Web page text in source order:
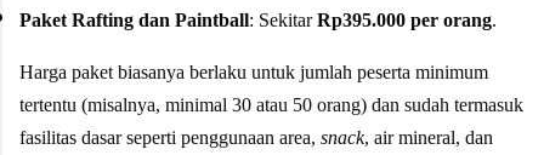
Paket Rafting dan Paintball: SekitarRp395.000 per orang.
Harga paket biasanya berlaku untuk jumlah peserta minimum
tertentu (misalnya, minimal 30 atau 50 orang) dan sudah termasuk
fasilitas dasar seperti penggunaan area, snack, air mineral, dan